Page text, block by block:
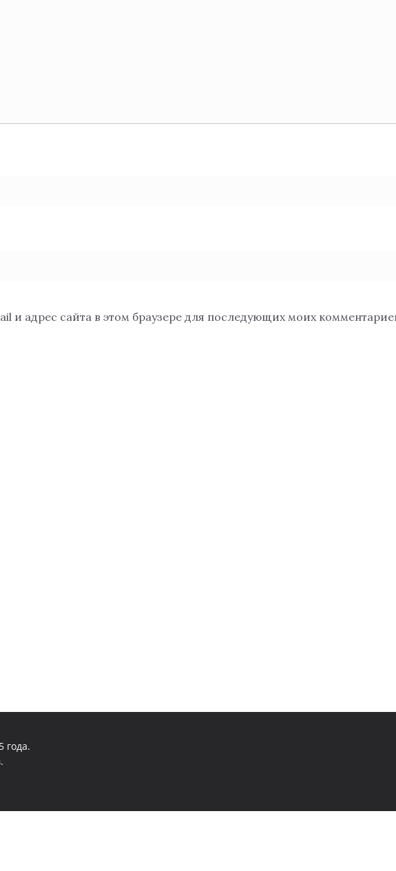
и адрес сайта в этом браузере для последующих моих
года.